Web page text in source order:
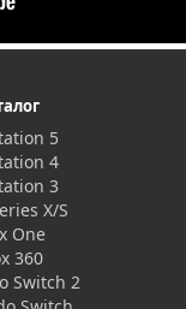
5
4
3
X/S
One
360
Switch 2